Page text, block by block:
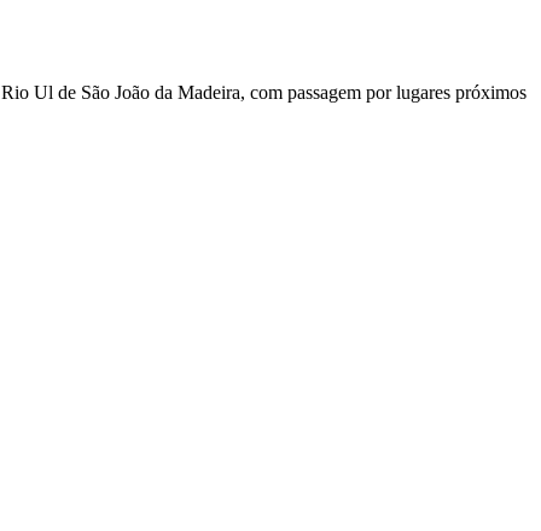
Ul de São João da Madeira, com passagem por lugares próximos